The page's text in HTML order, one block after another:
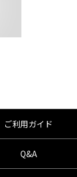
ご利用ガイド
Q&A